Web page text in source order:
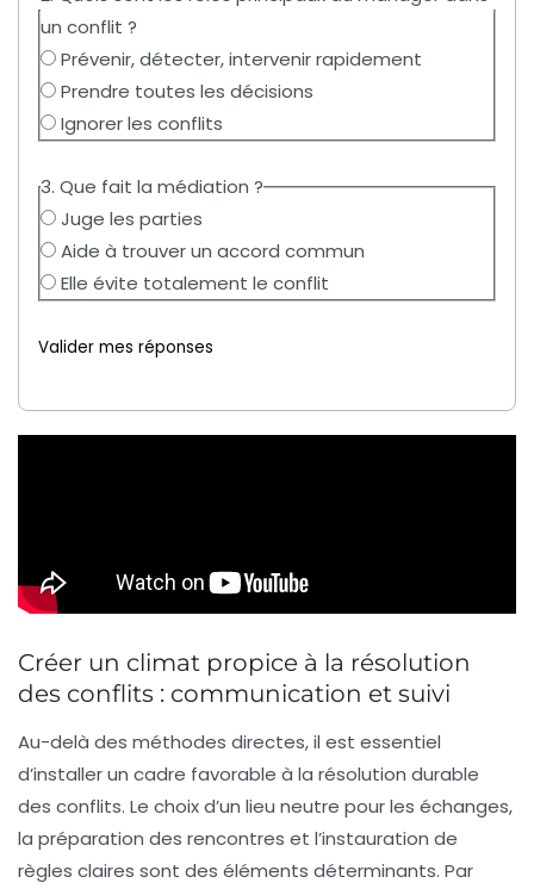
un conflit ?
Prévenir, détecter, intervenir rapidement
Prendre toutes les décisions
Ignorer les conflits
3. Que fait la médiation ?
Juge les parties
Aide à trouver un accord commun
Elle évite totalement le conflit
Valider mes réponses
Créer un climat propice à la résolution
des conflits : communication et suivi
Au-delà des méthodes directes, il est essentiel
d’installer un cadre favorable à la résolution durable
des conflits. Le choix d’un lieu neutre pour les échanges,
la préparation des rencontres et l’instauration de
règles claires sont des éléments déterminants. Par